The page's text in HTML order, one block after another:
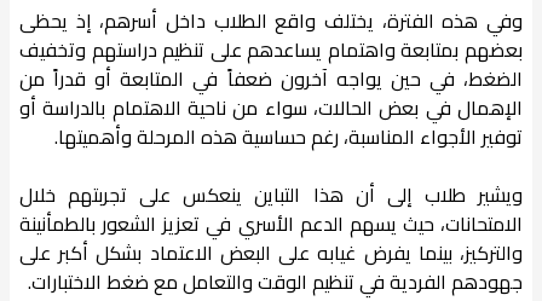
وفي هذه الفترة، يختلف واقع الطلاب داخل أسرهم، إذ يحظى
بعضهم بمتابعة واهتمام يساعدهم على تنظيم دراستهم وتخفيف
الضغط، في حين يواجه آخرون ضعفاً في المتابعة أو قدراً من
الإهمال في بعض الحالات، سواء من ناحية الاهتمام بالدراسة أو
توفير الأجواء المناسبة، رغم حساسية هذه المرحلة وأهميتها.
ويشير طلاب إلى أن هذا التباين ينعكس على تجربتهم خلال
الامتحانات، حيث يسهم الدعم الأسري في تعزيز الشعور بالطمأنينة
والتركيز، بينما يفرض غيابه على البعض الاعتماد بشكل أكبر على
جهودهم الفردية في تنظيم الوقت والتعامل مع ضغط الاختبارات.